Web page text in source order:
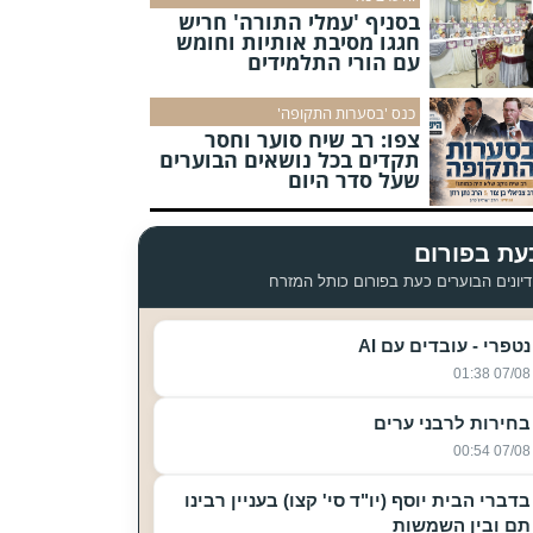
בסניף 'עמלי התורה' חריש
חגגו מסיבת אותיות וחומש
עם הורי התלמידים
כנס 'בסערות התקופה'
צפו: רב שיח סוער וחסר
תקדים בכל נושאים הבוערים
שעל סדר היום
בפורום
הבוערים כעת בפורום כותל המזרח
נטפרי - עובדים עם AI
07/08 01:38
בחירות לרבני ערים
07/08 00:54
בדברי הבית יוסף (יו"ד סי' קצו) בעניין רבינו
תם ובין השמשות